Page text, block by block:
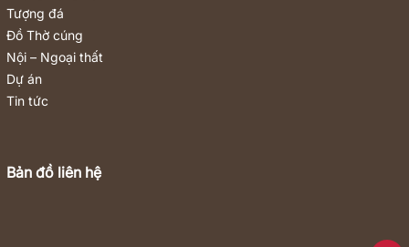
Tượng đá
Đồ Thờ cúng
Nội – Ngoại thất
Dự án
Tin tức
Bản đồ liên hệ